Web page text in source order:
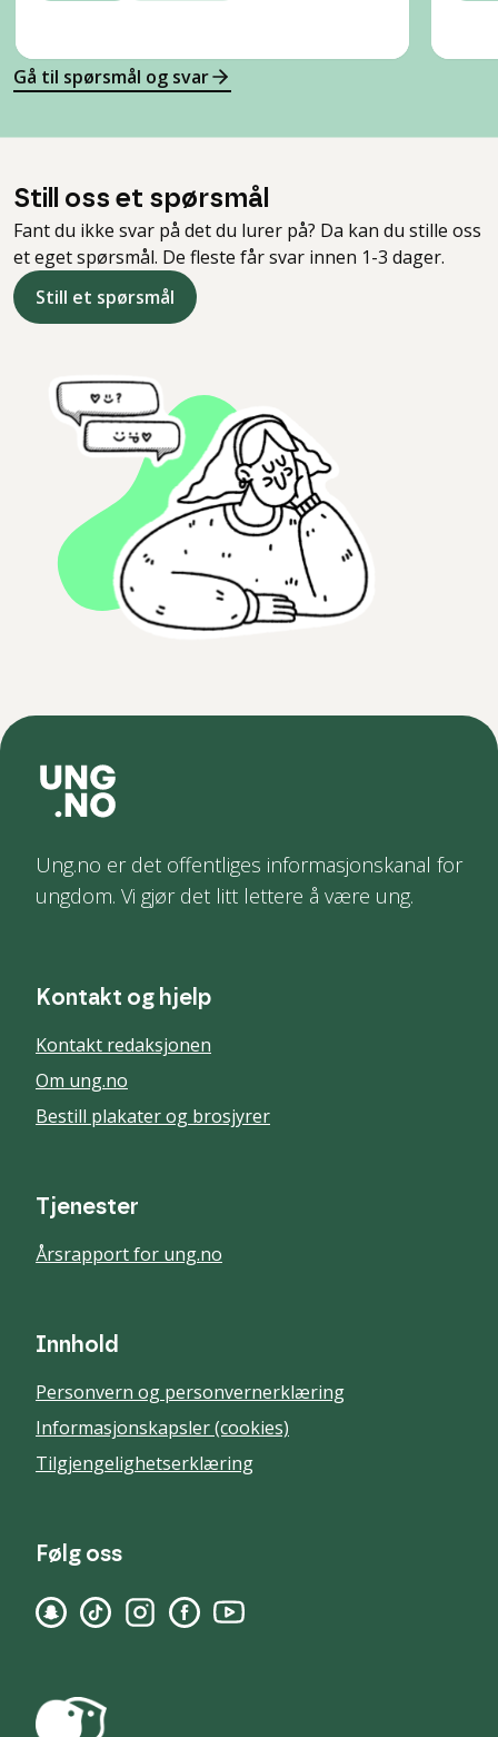
Gå til spørsmål og svar
Still oss et spørsmål
Fant du ikke svar på det du lurer på? Da kan du stille oss
et eget spørsmål. De fleste får svar innen 1-3 dager.
Still et spørsmål
Ung.no er det offentliges informasjonskanal for
ungdom. Vi gjør det litt lettere å være ung.
Kontakt og hjelp
Kontakt redaksjonen
Om ung.no
Bestill plakater og brosjyrer
Tjenester
Årsrapport for ung.no
Innhold
Personvern og personvernerklæring
Informasjonskapsler (cookies)
Tilgjengelighetserklæring
Følg oss